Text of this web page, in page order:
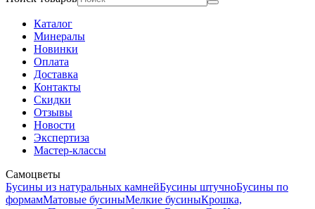
Каталог
Минералы
Новинки
Оплата
Доставка
Контакты
Скидки
Отзывы
Новости
Экспертиза
Мастер-классы
Самоцветы
Бусины из натуральных камнейБусины штучноБусины по
формамМатовые бусиныМелкие бусиныКрошка,